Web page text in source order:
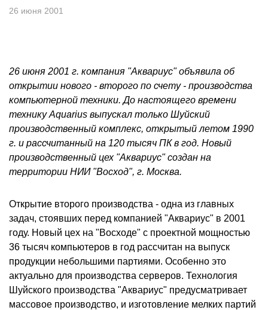
26 июня 2001
26 июня 2001 г. компания "Аквариус" объявила об
открытии нового - второго по счету - производства
компьютерной техники. До настоящего времени
технику Aquarius выпускал только Шуйский
производственный комплекс, открытый летом 1990
г. и рассчитанный на 120 тысяч ПК в год. Новый
производственный цех "Аквариус" создан на
территории НИИ "Восход", г. Москва.
Открытие второго производства - одна из главных
задач, стоявших перед компанией "Аквариус" в 2001
году. Новый цех на "Восходе" с проектной мощностью
36 тысяч компьютеров в год рассчитан на выпуск
продукции небольшими партиями. Особенно это
актуально для производства серверов. Технология
Шуйского производства "Аквариус" предусматривает
массовое производство, и изготовление мелких партий